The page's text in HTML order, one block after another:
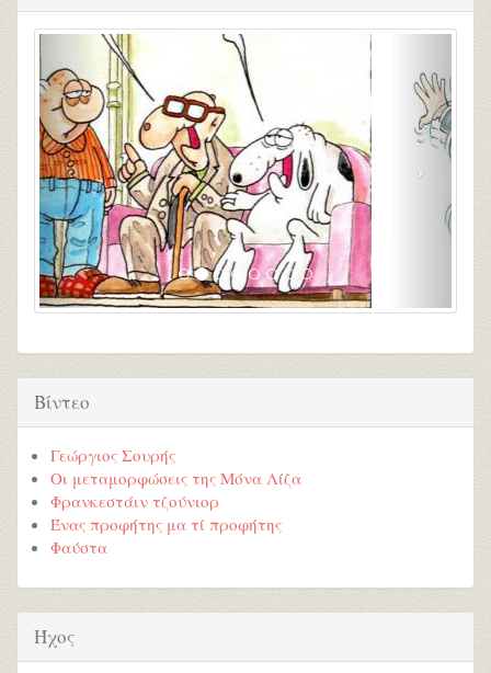
Βίντεο
Γεώργιος Σουρής
Οι μεταμορφώσεις της Μόνα Λίζα
Φρανκεστάιν τζούνιορ
Ένας προφήτης μα τί προφήτης
Φαύστα
Ήχος